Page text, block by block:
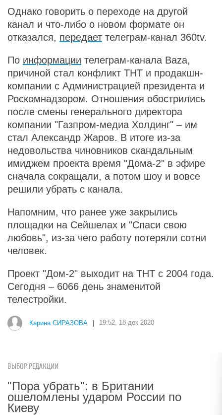
Однако говорить о переходе на другой
канал и что-либо о новом формате он
отказался, передает телеграм-канал 360tv.
По информации телеграм-канала Baza,
причиной стал конфликт ТНТ и продакшн-
компании с Администрацией президента и
Роскомнадзором. Отношения обострились
после смены генерального директора
компании "Газпром-медиа Холдинг" – им
стал Александр Жаров. В итоге из-за
недовольства чиновников скандальным
имиджем проекта время "Дома-2" в эфире
сначала сокращали, а потом шоу и вовсе
решили убрать с канала.
Напомним, что ранее уже закрылись
площадки на Сейшелах и "Спаси свою
любовь", из-за чего работу потеряли сотни
человек.
Проект "Дом-2" выходит на ТНТ с 2004 года.
Сегодня – 6066 день знаменитой
телестройки.
Карина СИРАЗОВА 19:52, 18 дек 2020
ВЫБОР РЕДАКЦИИ
"Пора убрать": в Британии
ошеломлены ударом России по
Киеву